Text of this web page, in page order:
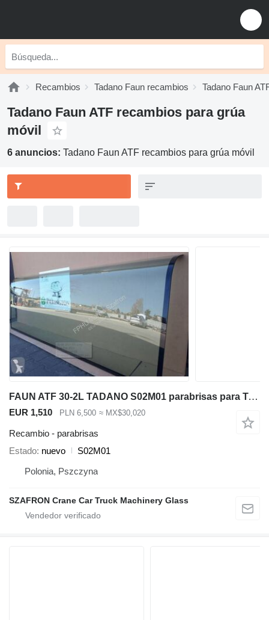
Recambios Tadano Faun recambios Tadano Faun
Tadano Faun ATF recambios para grúa
móvil
6 anuncios: Tadano Faun ATF recambios para grúa móvil
FAUN ATF 30-2L TADANO S02M01 parabrisas para Tadano Faun FAUN ATF 30-2L grúa móvil
EUR 1,510 PLN 6,500 ≈ MX$30,020
Recambio - parabrisas
Estado nuevo
S02M01
Polonia, Pszczyna
SZAFRON Crane Car Truck Machinery Glass